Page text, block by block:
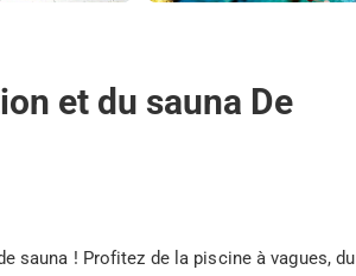
et du sauna De
sauna ! Profitez de la piscine à vagues, du